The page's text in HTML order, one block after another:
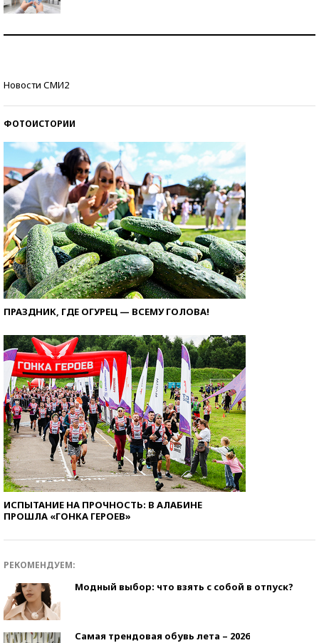
Новости СМИ2
ФОТОИСТОРИИ
ПРАЗДНИК, ГДЕ ОГУРЕЦ — ВСЕМУ ГОЛОВА!
ИСПЫТАНИЕ НА ПРОЧНОСТЬ: В АЛАБИНЕ
ПРОШЛА «ГОНКА ГЕРОЕВ»
РЕКОМЕНДУЕМ:
Модный выбор: что взять с собой в отпуск?
Самая трендовая обувь лета – 2026